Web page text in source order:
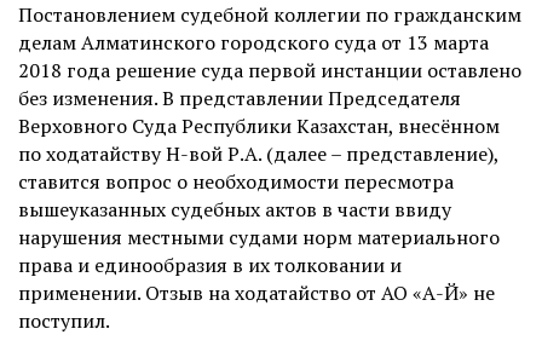
Постановлением судебной коллегии по гражданским
делам Алматинского городского суда от 13 марта
2018 года решение суда первой инстанции оставлено
без изменения. В представлении Председателя
Верховного Суда Республики Казахстан, внесённом
по ходатайству Н-вой Р.А. (далее – представление),
ставится вопрос о необходимости пересмотра
вышеуказанных судебных актов в части ввиду
нарушения местными судами норм материального
права и единообразия в их толковании и
применении. Отзыв на ходатайство от АО «А-Й» не
поступил.